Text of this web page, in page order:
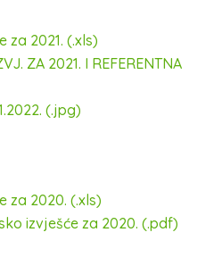
za 2021. (.xls)
ZA 2021. I REFERENTNA
(.jpg)
za 2020. (.xls)
izvješće za 2020. (.pdf)